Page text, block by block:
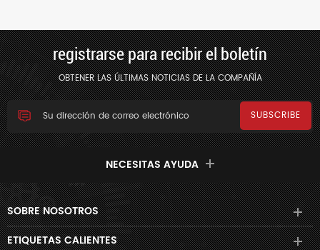
registrarse para recibir el boletín
OBTENER LAS ÚLTIMAS NOTICIAS DE LA COMPAÑÍA
NECESITAS AYUDA
SOBRE NOSOTROS
ETIQUETAS CALIENTES